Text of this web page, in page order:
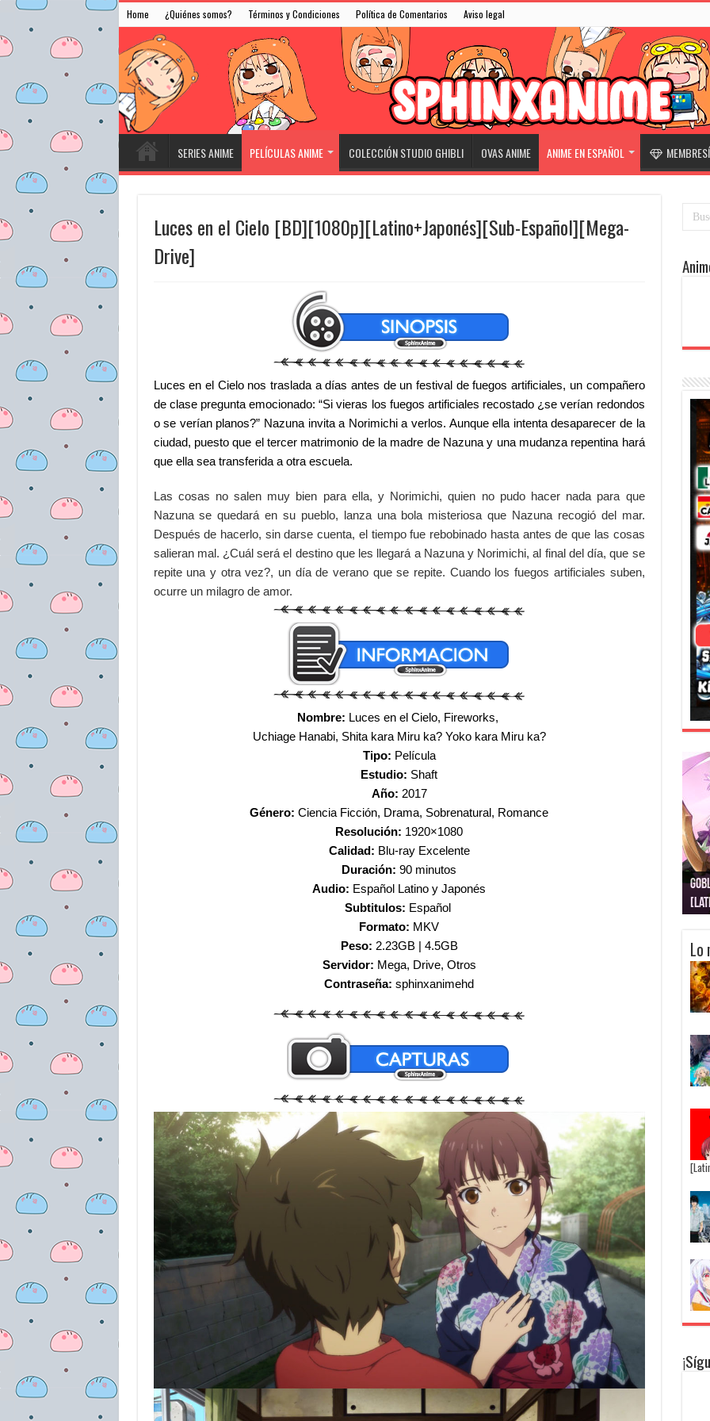
Home ¿Quiénes somos? Términos y Condiciones Política de Comentarios Aviso legal
SERIES ANIME PELÍCULAS ANIME COLECCIÓN STUDIO GHIBLI OVAS ANIME ANIME EN ESPAÑOL
Luces en el Cielo [BD][1080p][Latino+Japonés][Sub-Español][Mega-
Drive]
Luces en el Cielo nos traslada a días antes de un festival de fuegos artificiales, un compañero
de clase pregunta emocionado: “Si vieras los fuegos artificiales recostado ¿se verían redondos
o se verían planos?” Nazuna invita a Norimichi a verlos. Aunque ella intenta desaparecer de la
ciudad, puesto que el tercer matrimonio de la madre de Nazuna y una mudanza repentina hará
que ella sea transferida a otra escuela.
Las cosas no salen muy bien para ella, y Norimichi, quien no pudo hacer nada para que
Nazuna se quedará en su pueblo, lanza una bola misteriosa que Nazuna recogió del mar.
Después de hacerlo, sin darse cuenta, el tiempo fue rebobinado hasta antes de que las cosas
salieran mal. ¿Cuál será el destino que les llegará a Nazuna y Norimichi, al final del día, que se
repite una y otra vez?, un día de verano que se repite. Cuando los fuegos artificiales suben,
ocurre un milagro de amor.
Nombre: Luces en el Cielo, Fireworks,
Uchiage Hanabi, Shita kara Miru ka? Yoko kara Miru ka?
Tipo: Película
Estudio: Shaft
Año: 2017
Género: Ciencia Ficción, Drama, Sobrenatural, Romance
Resolución: 1920×1080
Calidad: Blu-ray Excelente
Duración: 90 minutos
Audio: Español Latino y Japonés
Subtitulos: Español
Formato: MKV
Peso: 2.23GB | 4.5GB
Servidor: Mega, Drive, Otros
Contraseña: sphinxanimehd
Lo